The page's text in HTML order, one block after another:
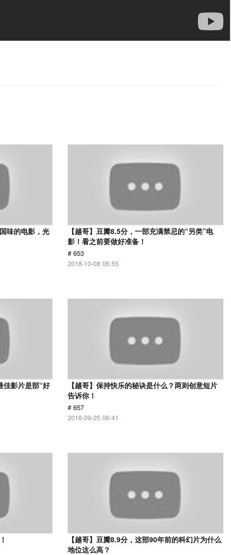
味的电影，光
【越哥】豆瓣8.5分，一部充满禁忌的“另类”电
影！看之前要做好准备！
# 653
2018-10-08 06:55
佳影片是部“好
【越哥】保持快乐的秘诀是什么？两则创意短片
告诉你！
# 657
2018-09-25 06:41
【越哥】豆瓣8.9分，这部90年前的科幻片为什么
地位这么高？